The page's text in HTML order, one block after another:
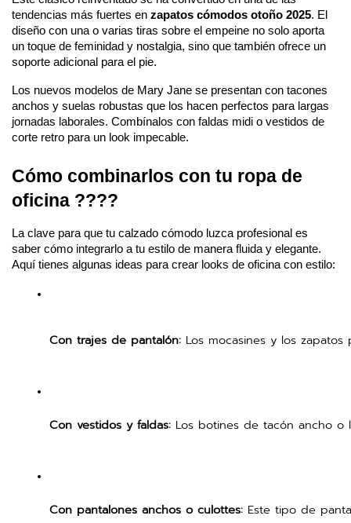
tendencias más fuertes en zapatos cómodos otoño 2025. El
diseño con una o varias tiras sobre el empeine no solo aporta
un toque de feminidad y nostalgia, sino que también ofrece un
soporte adicional para el pie.
Los nuevos modelos de Mary Jane se presentan con tacones
anchos y suelas robustas que los hacen perfectos para largas
jornadas laborales. Combínalos con faldas midi o vestidos de
corte retro para un look impecable.
Cómo combinarlos con tu ropa de
oficina ????
La clave para que tu calzado cómodo luzca profesional es
saber cómo integrarlo a tu estilo de manera fluida y elegante.
Aquí tienes algunas ideas para crear looks de oficina con estilo:
Con trajes de pantalón: Los mocasines y los
Con vestidos y faldas: Los botines de tacón ancho o
Con pantalones anchos o culottes: Este tipo de